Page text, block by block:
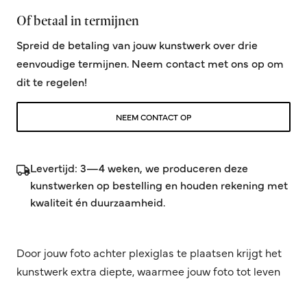
Of betaal in termijnen
Spreid de betaling van jouw kunstwerk over drie
eenvoudige termijnen. Neem contact met ons op om
dit te regelen!
NEEM CONTACT OP
Levertijd: 3—4 weken, we produceren deze
kunstwerken op bestelling en houden rekening met
kwaliteit én duurzaamheid.
Door jouw foto achter plexiglas te plaatsen krijgt het
kunstwerk extra diepte, waarmee jouw foto tot leven